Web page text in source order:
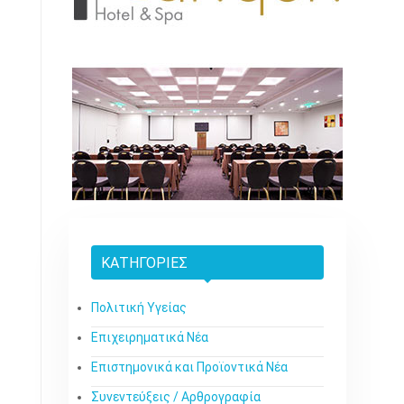
ΚΑΤΗΓΟΡΊΕΣ
Πολιτική Υγείας
Επιχειρηματικά Νέα
Επιστημονικά και Προϊοντικά Νέα
Συνεντεύξεις / Αρθρογραφία